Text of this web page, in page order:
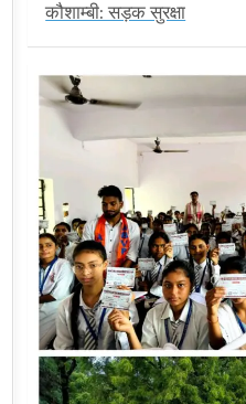
कौशाम्बी: सड़क सुरक्षा